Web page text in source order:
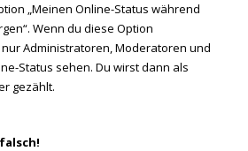
„Meinen Online-Status während
Wenn du diese Option
Administratoren, Moderatoren und
Status sehen. Du wirst dann als
gezählt.